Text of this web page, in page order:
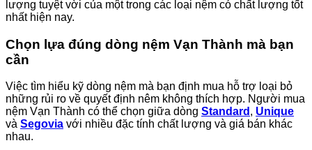
lượng tuyệt vời của một trong các loại nệm có chất lượng tốt
nhất hiện nay.
Chọn lựa đúng dòng nệm Vạn Thành mà bạn
cần
Việc tìm hiểu kỹ dòng nệm mà bạn định mua hỗ trợ loại bỏ
những rủi ro về quyết định nêm không thích hợp. Người mua
nệm Vạn Thành có thể chọn giữa dòng Standard , Unique
và Segovia với nhiều đặc tính chất lượng và giá bán khác
nhau.